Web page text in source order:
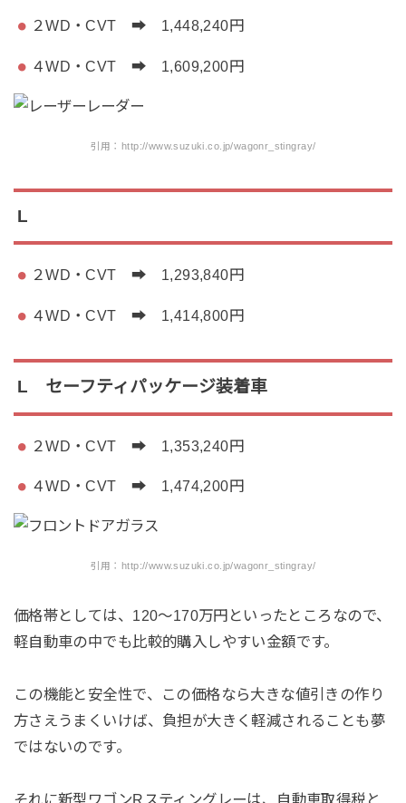
２WD・CVT ➡ 1,448,240円
４WD・CVT ➡ 1,609,200円
引用：http://www.suzuki.co.jp/wagonr_stingray/
L
２WD・CVT ➡ 1,293,840円
４WD・CVT ➡ 1,414,800円
L セーフティパッケージ装着車
２WD・CVT ➡ 1,353,240円
４WD・CVT ➡ 1,474,200円
引用：http://www.suzuki.co.jp/wagonr_stingray/
価格帯としては、120～170万円といったところなので、
軽自動車の中でも比較的購入しやすい金額です。
この機能と安全性で、この価格なら大きな値引きの作り
方さえうまくいけば、負担が大きく軽減されることも夢
ではないのです。
それに新型ワゴンRスティングレーは、自動車取得税と